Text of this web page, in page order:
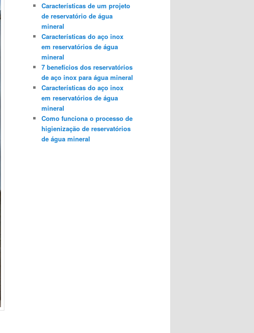
Características de um projeto
de reservatório de água
mineral
Características do aço inox
em reservatórios de água
mineral
7 benefícios dos reservatórios
de aço inox para água mineral
Características do aço inox
em reservatórios de água
mineral
Como funciona o processo de
higienização de reservatórios
de água mineral